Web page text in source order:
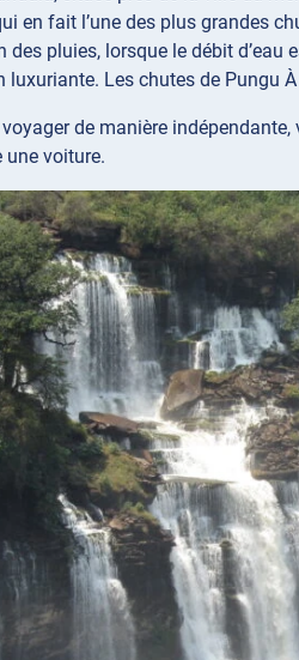
en fait l’une des plus grandes
pluies, lorsque le débit
luxuriante. Les chutes de
de manière indépendante,
une voiture.